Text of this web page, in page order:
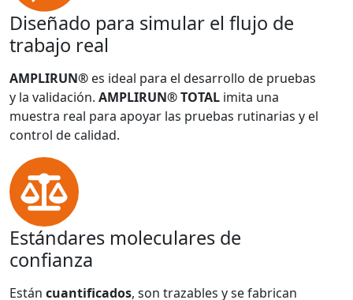
Diseñado para simular el flujo de
trabajo real
AMPLIRUN® es ideal para el desarrollo de pruebas
y la validación. AMPLIRUN® TOTAL imita una
muestra real para apoyar las pruebas rutinarias y el
control de calidad.
Estándares moleculares de
confianza
Están cuantificados, son trazables y se fabrican